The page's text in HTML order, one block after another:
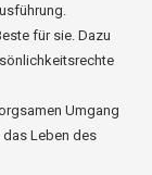
für sie. Dazu
Umgang
das Leben des